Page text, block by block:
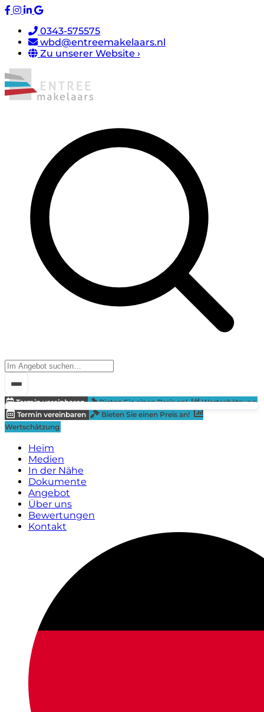
0343-575575
wbd@entreemakelaars.nl
Zu unserer Website ›
Termin vereinbaren Bieten Sie einen Preis an!
Wertschätzung
Termin vereinbaren
Bieten Sie einen Preis an!
Wertschätzung
Heim
Medien
In der Nähe
Dokumente
Angebot
Über uns
Bewertungen
Kontakt